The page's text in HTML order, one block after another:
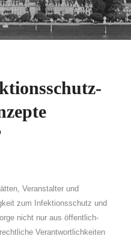
Veranstalter und
zum Infektionsschutz und
nicht nur aus öffentlich-
Verantwortlichkeiten